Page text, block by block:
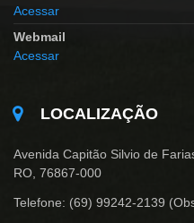
Acessar
Webmail
Acessar
LOCALIZAÇÃO
Avenida Capitão Silvio de
RO, 76867-000
Telefone: (69) 99242-2139